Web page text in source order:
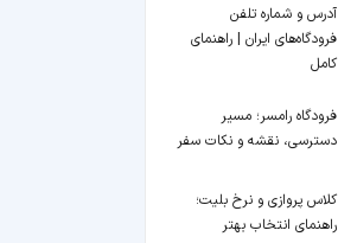
آدرس و شماره تلفن
فرودگاه‌های ایران | راهنمای
کامل
فرودگاه رامسر؛ مسیر
دسترسی، نقشه و نکات سفر
کلاس پروازی و نرخ بلیت؛
راهنمای انتخاب بهتر